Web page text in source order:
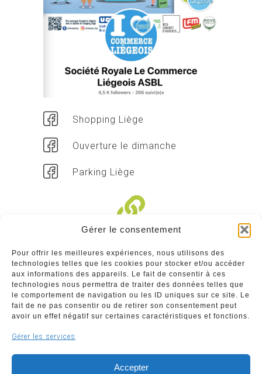
Gérer le consentement
Pour offrir les meilleures expériences, nous utilisons des
technologies telles que les cookies pour stocker et/ou accéder
aux informations des appareils. Le fait de consentir à ces
technologies nous permettra de traiter des données telles que
le comportement de navigation ou les ID uniques sur ce site. Le
fait de ne pas consentir ou de retirer son consentement peut
avoir un effet négatif sur certaines caractéristiques et fonctions.
Gérer les services
Accepter
Shopping Liège
Ouverture le dimanche
Parking Liège
Commerçants
Annuaire des commerçants : insérez gratuitement
votre activité dans notre annuaire sur notre site ci-
dessous